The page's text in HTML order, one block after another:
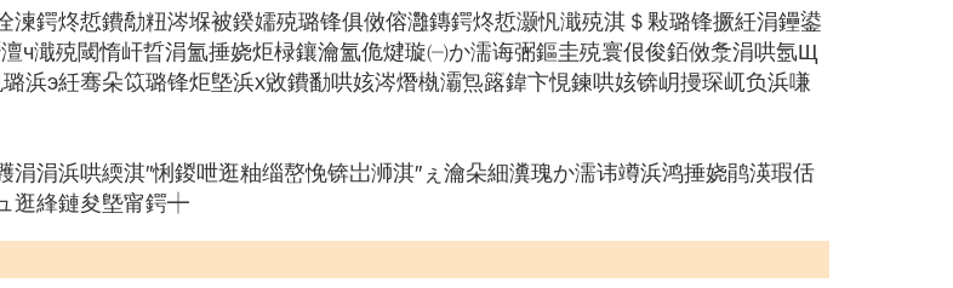
鍔炵悊鐨勪粈涔堢被鍨嬬殑璐锋俱傚傛灉鏄鍔炵悊灏忛濈殑淇＄敤璐锋撅紝涓鑸鍙
ч濈殑閾惰屽晢涓氳捶娆炬椂鑲瀹氳佹煡璇㈠か濡诲弻鏂圭殑寰佷俊銆傚洜涓哄氬Щ
浜э紝骞朵笖璐锋炬墍浜х敓鐨勫哄姟涔熸槸灞炰簬鍏卞悓鍊哄姟锛岄摱琛屼负浜嗛
涓浜哄緛淇″悧鍐呭逛粙缁嶅悗锛岀浉淇″ぇ瀹朵細瀵瑰か濡讳竴浜鸿捶娆鹃渶瑕佸
逛綘鏈夋墍甯鍔┿